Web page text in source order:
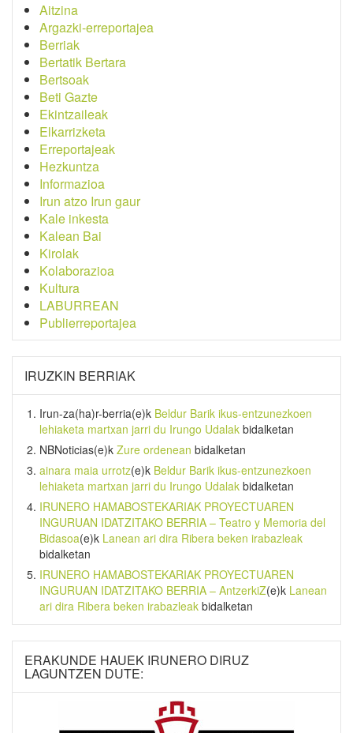
Aitzina
Argazki-erreportajea
Berriak
Bertatik Bertara
Bertsoak
Beti Gazte
Ekintzaileak
Elkarrizketa
Erreportajeak
Hezkuntza
Informazioa
Irun atzo Irun gaur
Kale inkesta
Kalean Bai
Kirolak
Kolaborazioa
Kultura
LABURREAN
Publierreportajea
IRUZKIN BERRIAK
Irun-za(ha)r-berria(e)k Beldur Barik ikus-entzunezkoen
lehiaketa martxan jarri du Irungo Udalak bidalketan
NBNoticias(e)k Zure ordenean bidalketan
ainara maia urrotz(e)k Beldur Barik ikus-entzunezkoen
lehiaketa martxan jarri du Irungo Udalak bidalketan
IRUNERO HAMABOSTEKARIAK PROYECTUAREN
INGURUAN IDATZITAKO BERRIA – Teatro y Memoria del
Bidasoa(e)k Lanean ari dira Ribera beken irabazleak
bidalketan
IRUNERO HAMABOSTEKARIAK PROYECTUAREN
INGURUAN IDATZITAKO BERRIA – AntzerkiZ(e)k Lanean
ari dira Ribera beken irabazleak bidalketan
ERAKUNDE HAUEK IRUNERO DIRUZ
LAGUNTZEN DUTE: